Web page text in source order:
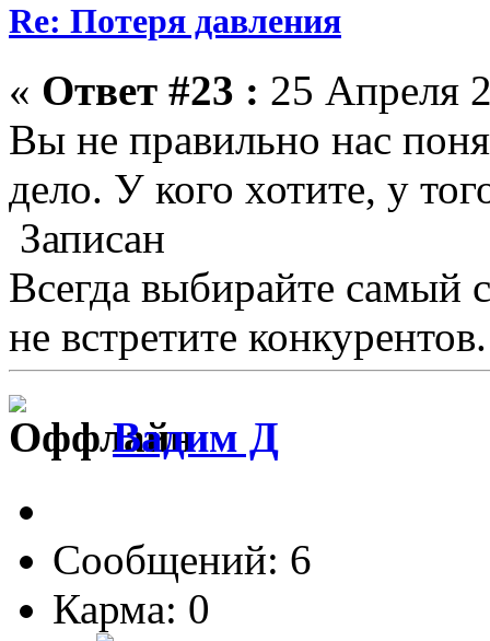
Re: Потеря давления
« Ответ #23 : 25 Апреля
Вы не правильно нас
дело. У кого хотите, у
Записан
Всегда выбирайте
не встретите конкурентов.
Вадим Д
Сообщений: 6
Карма: 0